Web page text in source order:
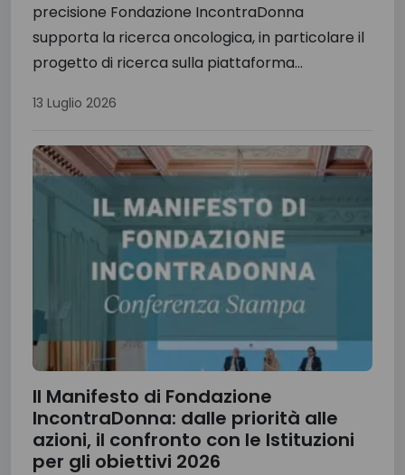
precisione Fondazione IncontraDonna
supporta la ricerca oncologica, in particolare il
progetto di ricerca sulla piattaforma...
13 Luglio 2026
Il Manifesto di Fondazione
IncontraDonna: dalle priorità alle
azioni, il confronto con le Istituzioni
per gli obiettivi 2026